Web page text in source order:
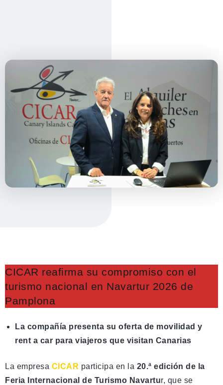
CICAR reafirma su compromiso con el
turismo nacional en Navartur 2026 de
Pamplona
La compañía presenta su oferta de movilidad y
rent a car para viajeros que visitan Canarias
La empresa CICAR participa en la 20.ª edición de la
Feria Internacional de Turismo Navartur, que se